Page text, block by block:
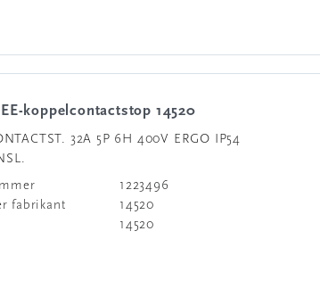
koppelcontactstop 14520
32A 5P 6H 400V ERGO IP54
1223496
fabrikant
14520
14520